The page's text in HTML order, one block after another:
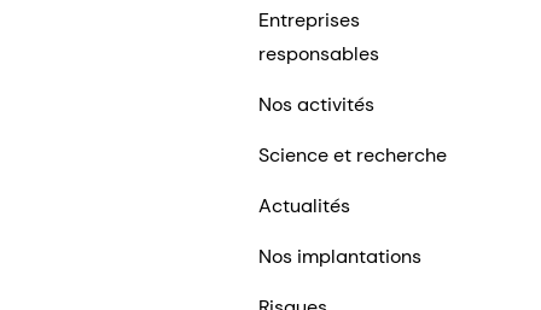
Entreprises
responsables
Nos activités
Science et recherche
Actualités
Nos implantations